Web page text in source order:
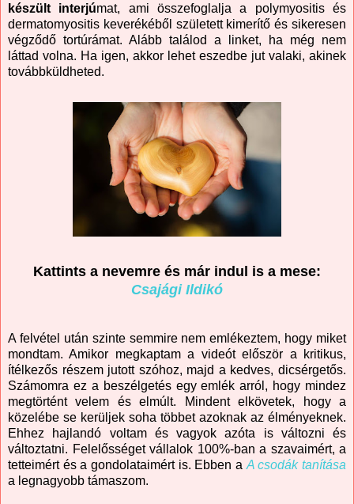
készült interjúmat, ami összefoglalja a polymyositis és
dermatomyositis keverékéből született kimerítő és sikeresen
végződő tortúrámat. Alább találod a linket, ha még nem
láttad volna. Ha igen, akkor lehet eszedbe jut valaki, akinek
továbbküldheted.
Kattints a nevemre és már indul is a mese:
Csajági Ildikó
A felvétel után szinte semmire nem emlékeztem, hogy miket
mondtam. Amikor megkaptam a videót először a kritikus,
ítélkezős részem jutott szóhoz, majd a kedves, dicsérgetős.
Számomra ez a beszélgetés egy emlék arról, hogy mindez
megtörtént velem és elmúlt. Mindent elkövetek, hogy a
közelébe se kerüljek soha többet azoknak az élményeknek.
Ehhez hajlandó voltam és vagyok azóta is változni és
változtatni. Felelősséget vállalok 100%-ban a szavaimért, a
tetteimért és a gondolataimért is. Ebben a A csodák tanítása
a legnagyobb támaszom.